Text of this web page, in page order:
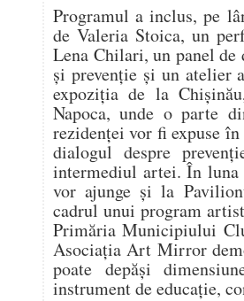
Programul a inclus, pe
de Valeria Stoica, un
Lena Chilari, un panel
și prevenție și un atelier
expoziția de la
Napoca, unde o parte
rezidenței vor fi expuse
dialogul despre
intermediul artei. În
vor ajunge și la
cadrul unui program
Primăria Municipiului
Asociația Art Mirror
poate depăși
instrument de educație,